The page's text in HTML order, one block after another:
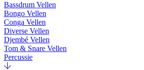
Bassdrum Vellen
Bongo Vellen
Conga Vellen
Diverse Vellen
Djembé Vellen
Tom & Snare Vellen
Percussie